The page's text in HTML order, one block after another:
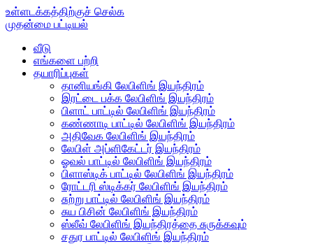
உள்ளடக்கத்திற்குச் செல்க
முதன்மை பட்டியல்
வீடு
எங்களை பற்றி
தயாரிப்புகள்
தானியங்கி லேபிளிங் இயந்திரம்
இரட்டை பக்க லேபிளிங் இயந்திரம்
பிளாட் பாட்டில் லேபிளிங் இயந்திரம்
கண்ணாடி பாட்டில் லேபிளிங் இயந்திரம்
அதிவேக லேபிளிங் இயந்திரம்
லேபிள் அப்ளிகேட்டர் இயந்திரம்
ஓவல் பாட்டில் லேபிளிங் இயந்திரம்
பிளாஸ்டிக் பாட்டில் லேபிளிங் இயந்திரம்
ரோட்டரி ஸ்டிக்கர் லேபிளிங் இயந்திரம்
சுற்று பாட்டில் லேபிளிங் இயந்திரம்
சுய பிசின் லேபிளிங் இயந்திரம்
ஸ்லீவ் லேபிளிங் இயந்திரத்தை சுருக்கவும்
சதுர பாட்டில் லேபிளிங் இயந்திரம்